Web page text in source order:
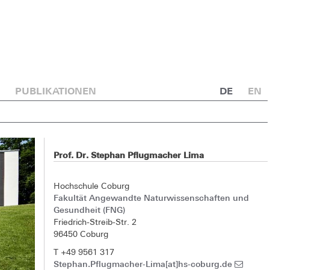
PUBLIKATIONEN DE EN
Prof. Dr. Stephan Pflugmacher Lima
Hochschule Coburg
Fakultät Angewandte Naturwissenschaften und
Gesundheit (FNG)
Friedrich-Streib-Str. 2
96450 Coburg
T +49 9561 317
Stephan.Pflugmacher-Lima[at]hs-coburg.de